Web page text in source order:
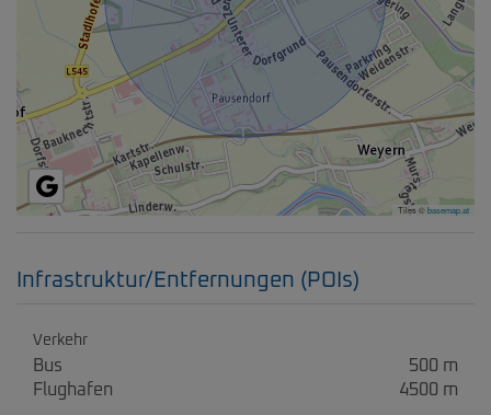
Tiles ©basemap.at
Infrastruktur/Entfernungen (POIs)
Verkehr
Bus
500 m
Flughafen
4500 m